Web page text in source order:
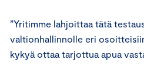
”Yritimme lahjoittaa tätä
valtionhallinnolle eri
kykyä ottaa tarjottua apua